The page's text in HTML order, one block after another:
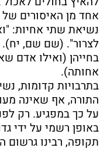
אחד מן האיסורים של
נשיאת שתי אחיות:
לצרור". (שם שם,
בחייהן (ואילו אדם
אחותה).
בתרבויות קדומות,
התורה, אף שאינה
על כך במפגיע. רק
באופן רשמי על ידי
תקופה, רבינו גרשום